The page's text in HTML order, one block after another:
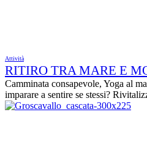
Attività
RITIRO TRA MARE E
Camminata consapevole, Yoga al
imparare a sentire se stessi?